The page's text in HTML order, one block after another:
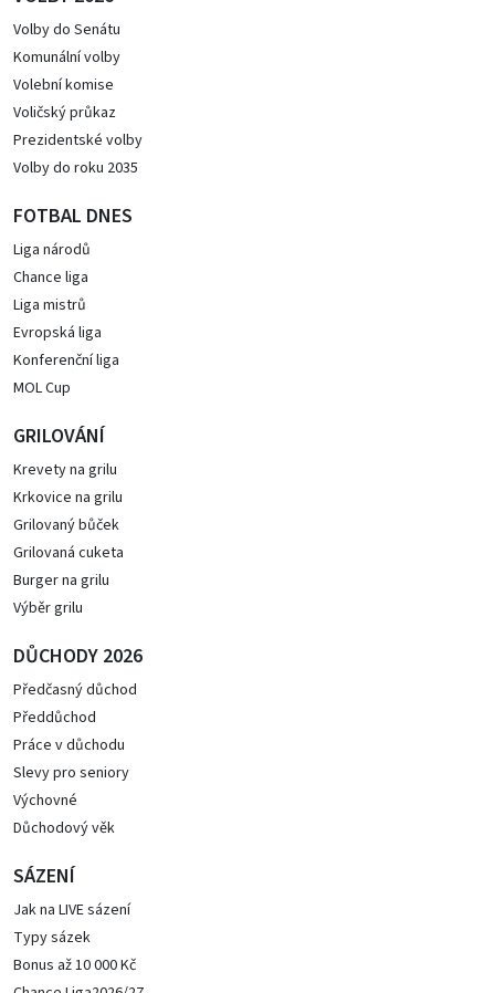
Volby do Senátu
Komunální volby
Volební komise
Voličský průkaz
Prezidentské volby
Volby do roku 2035
FOTBAL DNES
Liga národů
Chance liga
Liga mistrů
Evropská liga
Konferenční liga
MOL Cup
GRILOVÁNÍ
Krevety na grilu
Krkovice na grilu
Grilovaný bůček
Grilovaná cuketa
Burger na grilu
Výběr grilu
DŮCHODY 2026
Předčasný důchod
Předdůchod
Práce v důchodu
Slevy pro seniory
Výchovné
Důchodový věk
SÁZENÍ
Jak na LIVE sázení
Typy sázek
Bonus až 10 000 Kč